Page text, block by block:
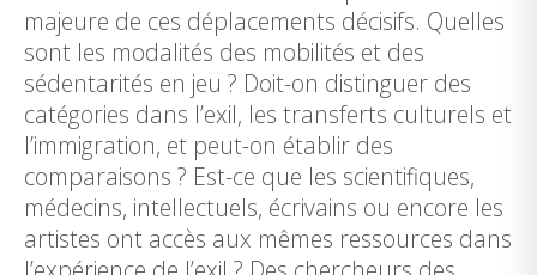
majeure de ces déplacements décisifs. Quelles
sont les modalités des mobilités et des
sédentarités en jeu ? Doit-on distinguer des
catégories dans l’exil, les transferts culturels et
l’immigration, et peut-on établir des
comparaisons ? Est-ce que les scientifiques,
médecins, intellectuels, écrivains ou encore les
artistes ont accès aux mêmes ressources dans